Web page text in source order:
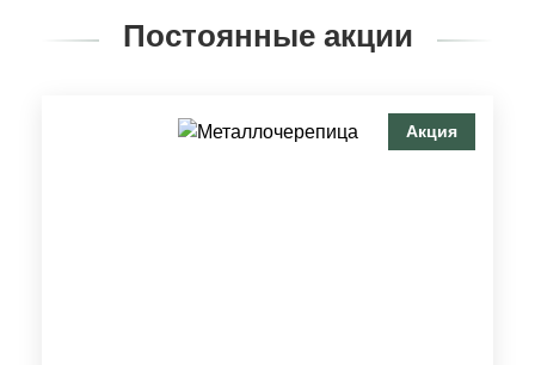
Постоянные акции
Акция